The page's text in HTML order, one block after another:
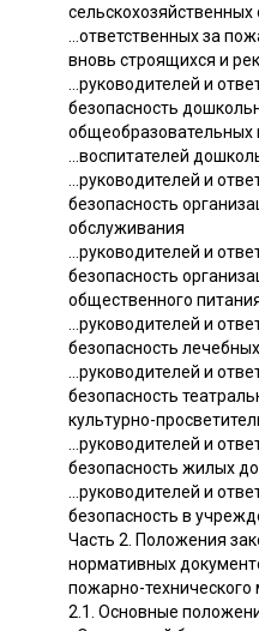
сельскохозяйственных
...ответственных за
вновь строящихся и
...руководителей и
безопасность
общеобразовательных
...воспитателей
...руководителей и
безопасность
обслуживания
...руководителей и
безопасность
общественного
...руководителей и
безопасность
...руководителей и
безопасность
культурно-
...руководителей и
безопасность жилых
...руководителей и
безопасность в
Часть 2. Положения
нормативных
пожарно-
2.1. Основные